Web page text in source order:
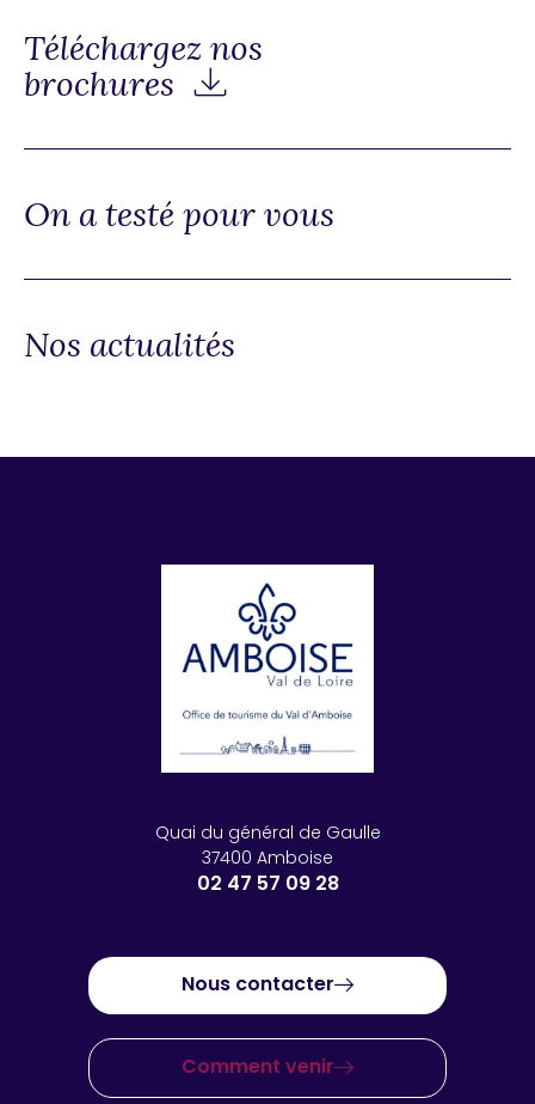
Téléchargez nos
brochures
On a testé pour vous
Nos actualités
Quai du général de Gaulle
37400 Amboise
02 47 57 09 28
Nous contacter
Comment venir